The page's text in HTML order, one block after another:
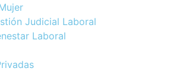
Judicial Laboral
Laboral